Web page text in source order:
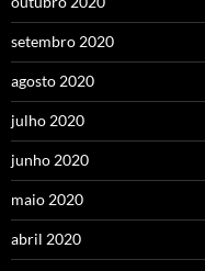
setembro 2020
agosto 2020
julho 2020
junho 2020
maio 2020
abril 2020